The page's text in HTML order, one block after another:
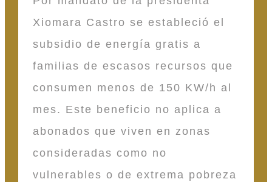
Xiomara Castro se estableció el
subsidio de energía gratis a
familias de escasos recursos que
consumen menos de 150 KW/h al
mes. Este beneficio no aplica a
abonados que viven en zonas
consideradas como no
vulnerables o de extrema pobreza